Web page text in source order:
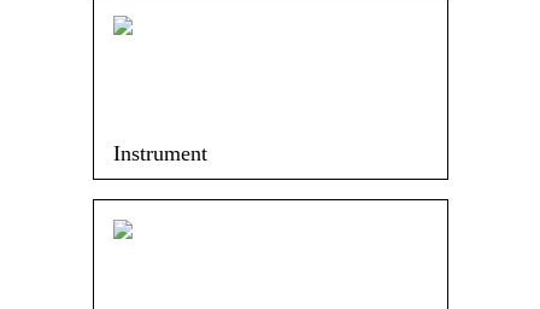
Instrument